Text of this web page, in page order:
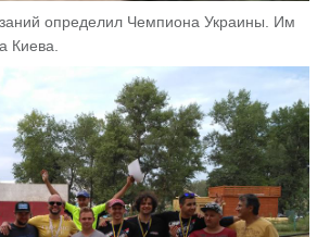
определил Чемпиона Украины. Им
Киева.